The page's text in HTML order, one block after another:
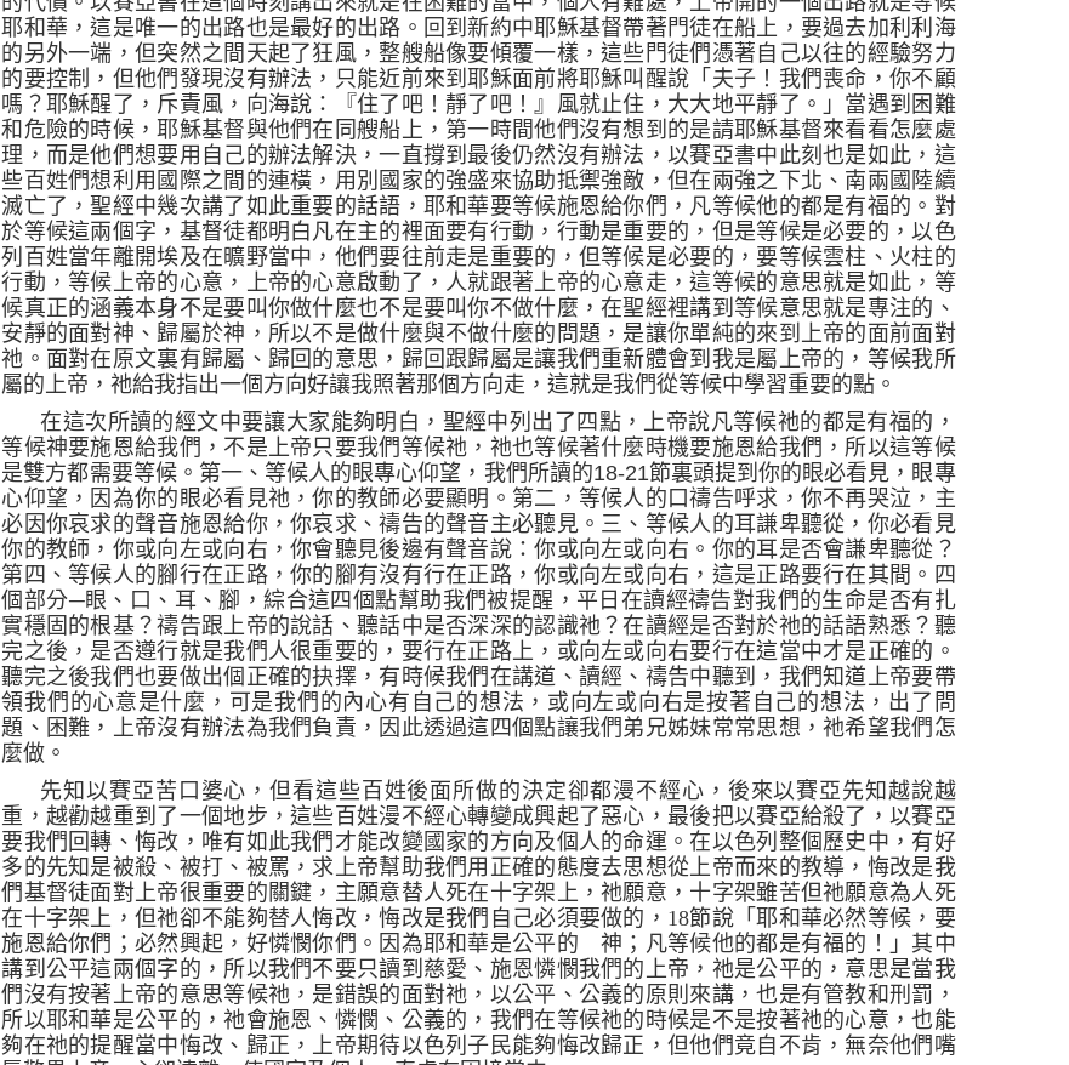
耶和華，這是唯一的出路也是最好的出路。回到新約中耶穌基督帶著門徒在船上，要過去加利利海
的另外一端，但突然之間天起了狂風，整艘船像要傾覆一樣，這些門徒們憑著自己以往的經驗努力
的要控制，但他們發現沒有辦法，只能近前來到耶穌面前將耶穌叫醒說「 夫子！我們喪命，你不顧
嗎？ 耶穌醒了，斥責風，向海說：『住了吧！靜了吧！』風就止住，大大地平靜了。」 當遇到困難
和危險的時候，耶穌基督與他們在同艘船上，第一時間他們沒有想到的是請耶穌基督來看看怎麼處
理，而是他們想要用自己的辦法解決，一直撐到最後仍然沒有辦法，以賽亞書中此刻也是如此，這
些百姓們想利用國際之間的連橫，用別國家的強盛來協助抵禦強敵，但在兩強之下北、南兩國陸續
滅亡了，聖經中幾次講了如此重要的話語，耶和華要等候施恩給你們，凡等候他的都是有福的。對
於等候這兩個字，基督徒都明白凡在主的裡面要有行動，行動是重要的，但是等候是必要的，以色
列百姓當年離開埃及在曠野當中，他們要往前走是重要的，但等候是必要的，要等候雲柱、火柱的
行動，等候上帝的心意，上帝的心意啟動了，人就跟著上帝的心意走，這等候的意思就是如此，等
候真正的涵義本身不是要叫你做什麼也不是要叫你不做什麼，在聖經裡講到等候意思就是專注的、
安靜的面對神、歸屬於神，所以不是做什麼與不做什麼的問題，是讓你單純的來到上帝的面前面對
祂。面對在原文裏有歸屬、歸回的意思，歸回跟歸屬是讓我們重新體會到我是屬上帝的，等候我所
屬的上帝，祂給我指出一個方向好讓我照著那個方向走，這就是我們從等候中學習重要的點。
在這次所讀的經文中要讓大家能夠明白，聖經中列出了四點，上帝說凡等候祂的都是有福的，
等候神要施恩給我們，不是上帝只要我們等候祂，祂也等候著什麼時機要施恩給我們，所以這等候
是雙方都需要等候。第一、等候人的眼專心仰望，我們所讀的18-21節裏頭提到你的眼必看見，眼專
心仰望，因為你的眼必看見祂，你的教師必要顯明。第二，等候人的口禱告呼求，你不再哭泣，主
必因你哀求的聲音施恩給你，你哀求、禱告的聲音主必聽見。三、等候人的耳謙卑聽從，你必看見
你的教師， 你或向左或向右，你會聽見後邊有聲音說：你或向左或向右。你的耳是否會謙卑聽從？
第四、等候人的腳行在正路，你的腳有沒有行在正路，你或向左或向右，這是正路要行在其間。四
個部分─眼、口、耳、腳，綜合這四個點幫助我們被提醒，平日在讀經禱告對我們的生命是否有扎
實穩固的根基？禱告跟上帝的說話、聽話中是否深深的認識祂？在讀經是否對於祂的話語熟悉？聽
完之後，是否遵行就是我們人很重要的，要行在正路上，或向左或向右要行在這當中才是正確的。
聽完之後我們也要做出個正確的抉擇，有時候我們在講道、讀經、禱告中聽到，我們知道上帝要帶
領我們的心意是什麼，可是我們的內心有自己的想法，或向左或向右是按著自己的想法，出了問
題、困難，上帝沒有辦法為我們負責，因此透過這四個點讓我們弟兄姊妹常常思想，祂希望我們怎
麼做。
先知以賽亞苦口婆心，但看這些百姓後面所做的決定卻都漫不經心，後來以賽亞先知越說越
重，越勸越重到了一個地步，這些百姓漫不經心轉變成興起了惡心，最後把以賽亞給殺了，以賽亞
要我們回轉、悔改，唯有如此我們才能改變國家的方向及個人的命運。在以色列整個歷史中，有好
多的先知是被殺、被打、被罵，求上帝幫助我們用正確的態度去思想從上帝而來的教導，悔改是我
們基督徒面對上帝很重要的關鍵，主願意替人死在十字架上，祂願意，十字架雖苦但祂願意為人死
在十字架上，但祂卻不能夠替人悔改，悔改是我們自己必須要做的， 18節說「耶和華必然等候，要
施恩給你們；必然興起，好憐憫你們。因為耶和華是公平的 神；凡等候他的都是有福的！」 其中
講到公平這兩個字的，所以我們不要只讀到慈愛、施恩憐憫我們的上帝，祂是公平的，意思是當我
們沒有按著上帝的意思等候祂，是錯誤的面對祂，以公平、公義的原則來講，也是有管教和刑罰，
所以耶和華是公平的，祂會施恩、憐憫、公義的，我們在等候祂的時候是不是按著祂的心意，也能
夠在祂的提醒當中悔改、歸正，上帝期待以色列子民能夠悔改歸正，但他們竟自不肯，無奈他們嘴